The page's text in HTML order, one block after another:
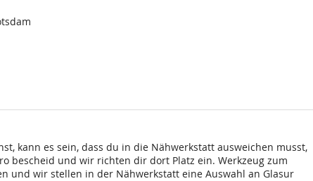
kann es sein, dass du in die Nähwerkstatt ausweichen musst,
bescheid und wir richten dir dort Platz ein. Werkzeug zum
und wir stellen in der Nähwerkstatt eine Auswahl an Glasur